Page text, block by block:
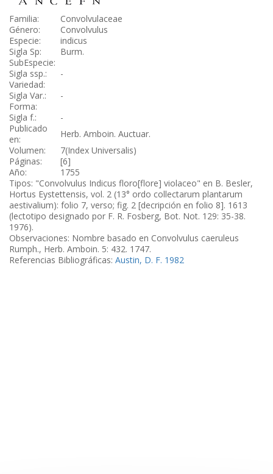
Familia:
Convolvulaceae
Género:
Convolvulus
Especie:
indicus
Sigla Sp:
Burm.
SubEspecie:
Sigla ssp.:
-
Variedad:
Sigla Var.:
-
Forma:
Sigla f.:
-
Publicado
en:
Herb. Amboin. Auctuar.
Volumen:
7(Index Universalis)
Páginas:
[6]
Año:
1755
Tipos: "Convolvulus Indicus floro[flore] violaceo" en B. Besler,
Hortus Eystettensis, vol. 2 (13° ordo collectarum plantarum
aestivalium): folio 7, verso; fig. 2 [decripción en folio 8]. 1613
(lectotipo designado por F. R. Fosberg, Bot. Not. 129: 35-38.
1976).
Observaciones: Nombre basado en Convolvulus caeruleus
Rumph., Herb. Amboin. 5: 432. 1747.
Referencias Bibliográficas: Austin, D. F. 1982